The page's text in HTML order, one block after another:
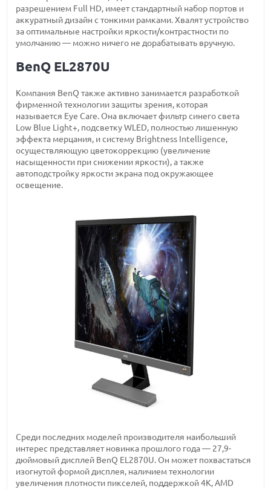
разрешением Full HD, имеет стандартный набор портов и
аккуратный дизайн с тонкими рамками. Хвалят устройство
за оптимальные настройки яркости/контрастности по
умолчанию — можно ничего не дорабатывать вручную.
BenQ EL2870U
Компания BenQ также активно занимается разработкой
фирменной технологии защиты зрения, которая
называется Eye Care. Она включает фильтр синего света
Low Blue Light+, подсветку WLED, полностью лишенную
эффекта мерцания, и систему Brightness Intelligence,
осуществляющую цветокоррекцию (увеличение
насыщенности при снижении яркости), а также
автоподстройку яркости экрана под окружающее
освещение.
Среди последних моделей производителя наибольший
интерес представляет новинка прошлого года — 27,9-
дюймовый дисплей BenQ EL2870U. Он может похвастаться
изогнутой формой дисплея, наличием технологии
увеличения плотности пикселей, поддержкой 4K, AMD